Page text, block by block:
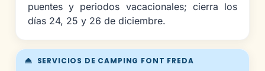
SERVICIOS DE CAMPING FONT FREDA
puentes y periodos vacacionales; cierra los
días 24, 25 y 26 de diciembre.